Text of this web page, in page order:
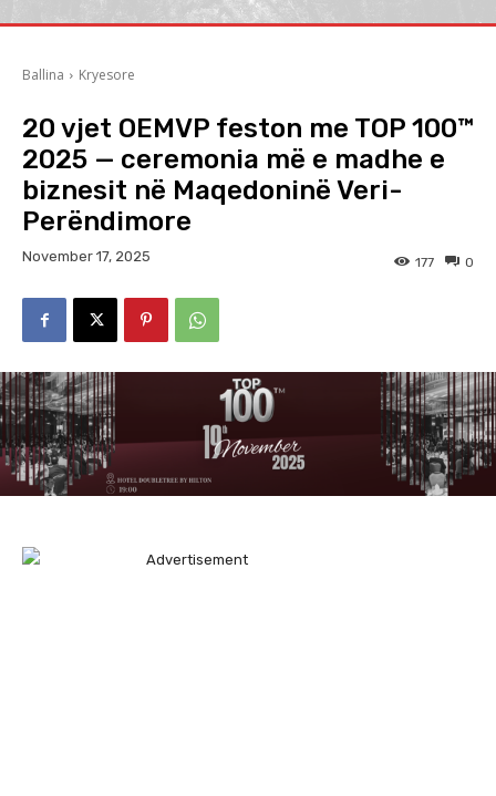
Ballina Kryesore
20 vjet OEMVP feston me TOP 100™
2025 — ceremonia më e madhe e
biznesit në Maqedoninë Veri-
Perëndimore
November 17, 2025 0
177